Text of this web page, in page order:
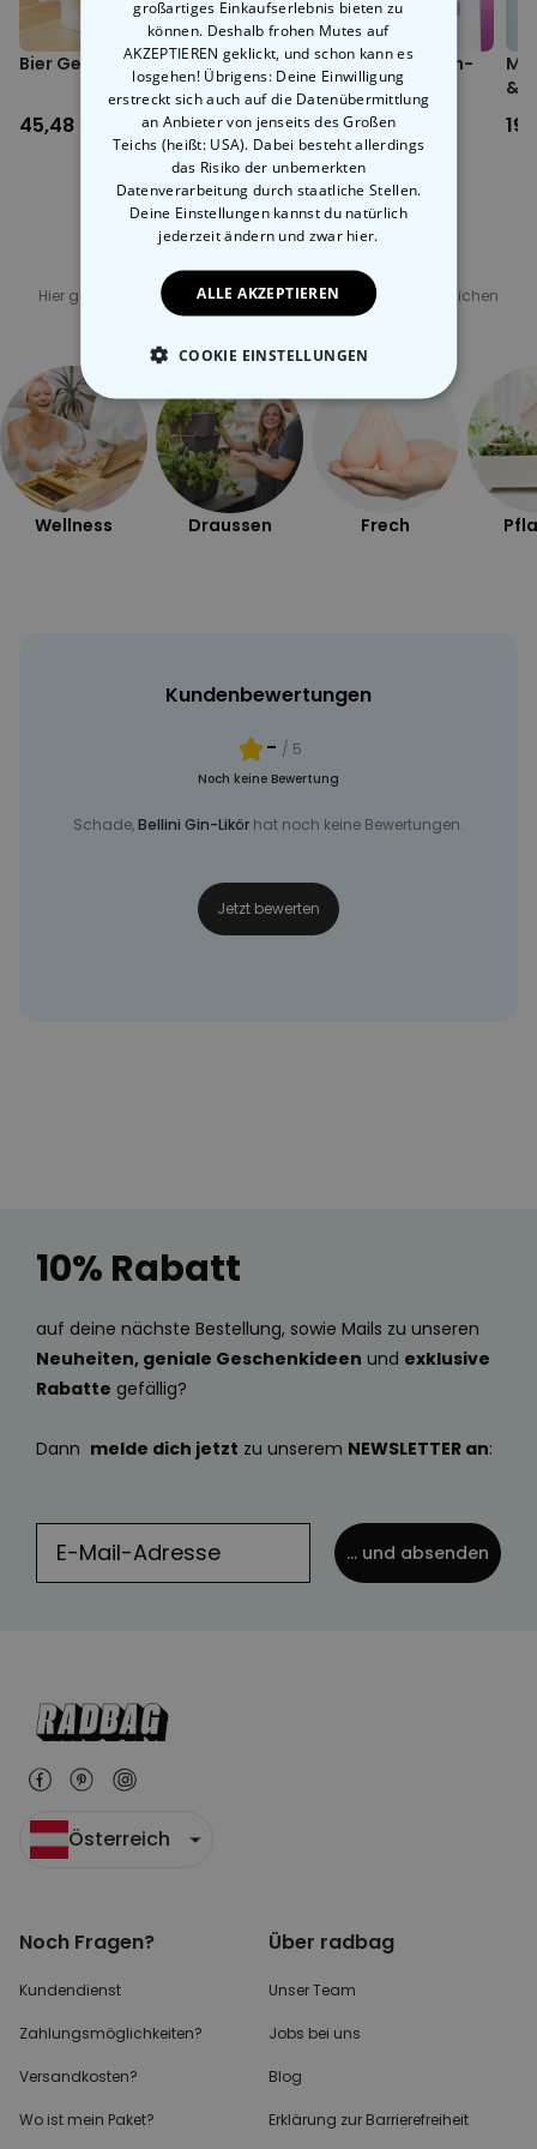
Zutaten:
Grain Spirit 96,2% ABV, Gin Essence 80% ABV, Rübenzucker,
natürliches Zitronen-Limetten-Aroma, natürliches Aroma -
Weißwein, natürliches Pfirsich-Aroma, Zitronensäure E330,
Carmosin-Farbe E122, Tartrazin-Farbe E102, demineralisiertes
Bier Geschenkset
45,48 €
Pink Cosmopolitan Gin-
Likör
19,99 €
&
Verwandte Kategorie
Hier geht's zu unseren anderen Kategorien mit ungewöhnlichen
Wellness Draussen Frech
Kundenbewertungen
- / 5
Noch keine Bewertung
Schade,Bellini Gin-Likör hat noch keine Bewertungen.
Jetzt bewerten
10% Rabatt
auf deine nächste Bestellung, sowie Mails zu unseren
Neuheiten, geniale Geschenkideen und exklusive
Rabatte gefällig?
Dann melde dich jetzt zu unserem NEWSLETTER an:
... und absenden
Österreich
Noch Fragen?
Kundendienst
Zahlungsmöglichkeiten?
Versandkosten?
Wo ist mein Paket?
Über radbag
Unser Team
Jobs bei uns
Blog
Erklärung zur Barrierefreiheit
großartiges Einkaufserlebnis bieten zu
können. Deshalb frohen Mutes auf
AKZEPTIEREN geklickt, und schon kann es
losgehen! Übrigens: Deine Einwilligung
erstreckt sich auch auf die Datenübermittlung
an Anbieter von jenseits des Großen
Teichs (heißt: USA). Dabei besteht allerdings
das Risiko der unbemerkten
Datenverarbeitung durch staatliche Stellen.
Deine Einstellungen kannst du natürlich
jederzeit ändern und zwar hier.
ALLE AKZEPTIEREN
COOKIE EINSTELLUNGEN
ESSENTIELL
PERFORMANCE
MARKETING SONSTIGE